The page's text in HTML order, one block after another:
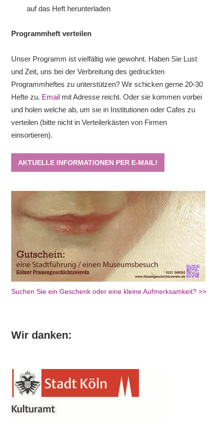
auf das Heft herunterladen
Programmheft verteilen
Unser Programm ist vielfältig wie gewohnt. Haben Sie Lust
und Zeit, uns bei der Verbreitung des gedruckten
Programmheftes zu unterstützen? Wir schicken gerne 20-30
Hefte zu. Emailmit Adresse reicht. Oder sie kommen vorbei
und holen welche ab, um sie in Institutionen oder Cafes zu
verteilen (bitte nicht in Verteilerkästen von Firmen
einsortieren).
AKTUELLE INFORMATIONEN PER E-MAIL!
Suchen Sie ein Geschenk oder eine kleine Aufmerksamkeit? >>
Wir danken: